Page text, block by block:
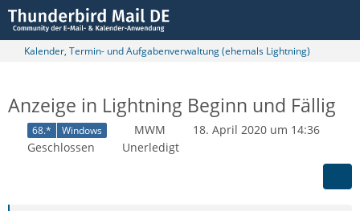
Kalender, Termin- und Aufgabenverwaltung (ehemals Lightning)
Anzeige in Lightning Beginn und Fällig
68.* Windows MWM
18. April 2020 um 14:36
Geschlossen
Unerledigt